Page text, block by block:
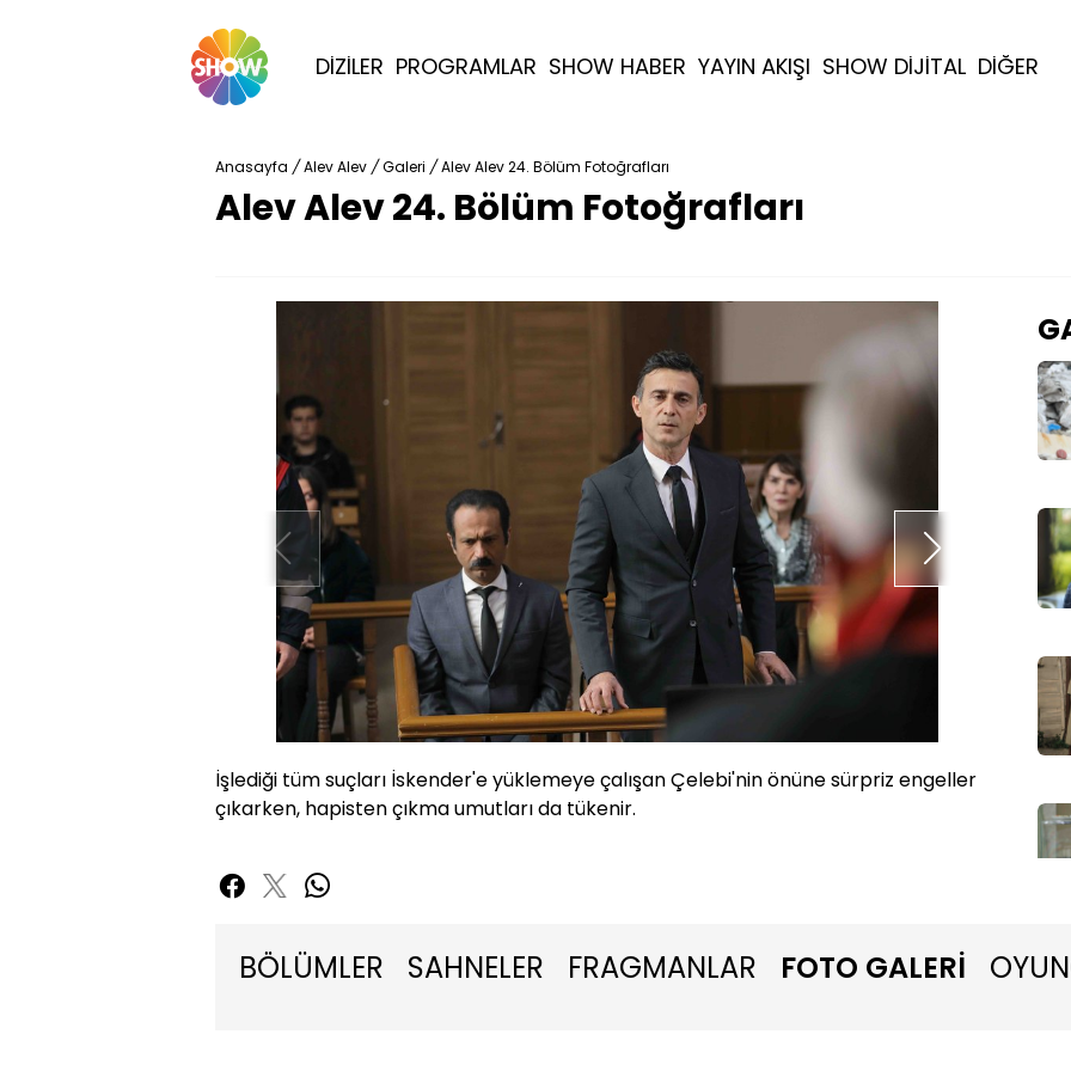
DİZİLER PROGRAMLAR SHOW HABER YAYIN AKIŞI SHOW DİJİTAL DİĞER
Anasayfa / Alev Alev / Galeri / Alev Alev 24. Bölüm Fotoğrafları
Alev Alev 24. Bölüm Fotoğrafları
İşlediği tüm suçları İskender'e yüklemeye çalışan Çelebi'nin önüne sürpriz engeller
çıkarken, hapisten çıkma umutları da tükenir.
BÖLÜMLER SAHNELER FRAGMANLAR FOTO GALERİ